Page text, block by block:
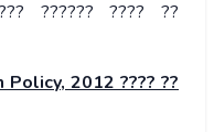
?????? ???? ??
2012 ???? ??